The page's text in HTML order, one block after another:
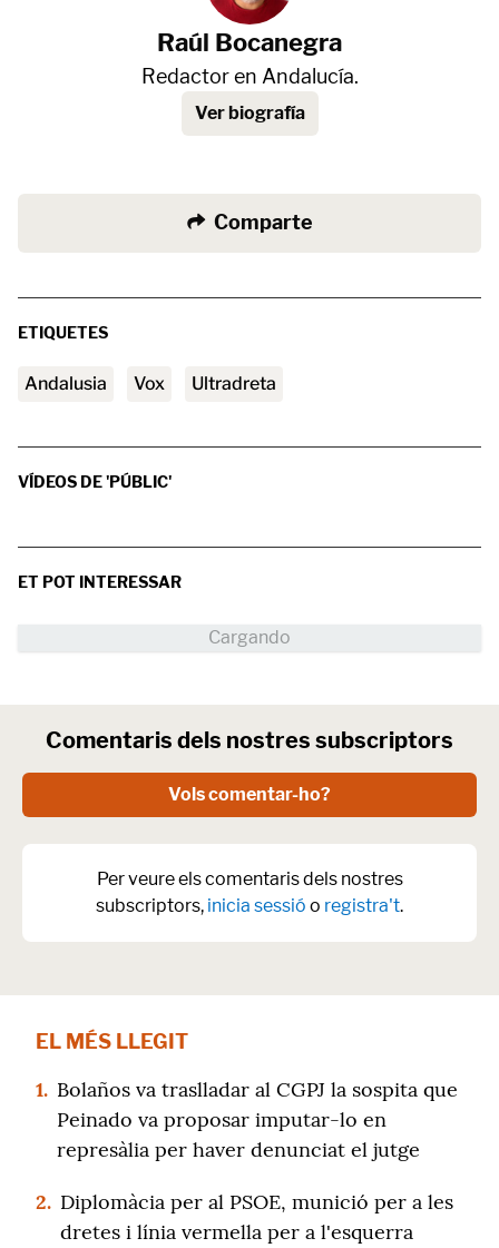
Raúl Bocanegra
Redactor en Andalucía.
Ver biografía
Comparte
ETIQUETES
Andalusia vox ultradreta
VÍDEOS DE 'PÚBLIC'
ET POT INTERESSAR
Comentaris dels nostres subscriptors
Vols comentar-ho?
Per veure els comentaris dels nostres
subscriptors, inicia sessió o registra't.
EL MÉS LLEGIT
1. Bolaños va traslladar al CGPJ la sospita que
Peinado va proposar imputar-lo en
represàlia per haver denunciat el jutge
2. Diplomàcia per al PSOE, munició per a les
dretes i línia vermella per a l'esquerra